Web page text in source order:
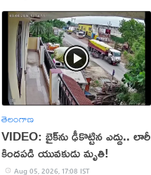
తెలంగాణ
VIDEO: బైక్‌ను ఢీకొట్టిన ఎద్దు.. లారీ
కిందపడి యువకుడు మృతి!
Aug 05, 2026, 17:08 IST